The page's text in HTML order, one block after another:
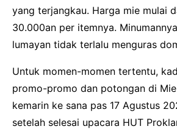
yang terjangkau. Harga mie mulai
30.000an per itemnya.
lumayan tidak terlalu menguras
Untuk momen-momen tertentu,
promo-promo dan potongan di
kemarin ke sana pas 17 Agustus
setelah selesai upacara HUT